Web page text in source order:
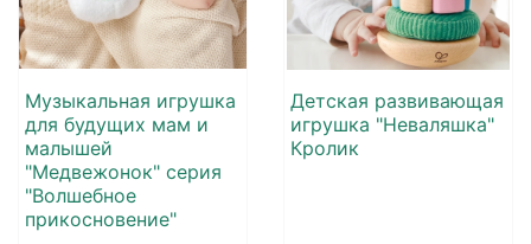
Музыкальная игрушка
для будущих мам и
малышей
"Медвежонок" серия
"Волшебное
прикосновение"
Детская развивающая
игрушка "Неваляшка"
Кролик